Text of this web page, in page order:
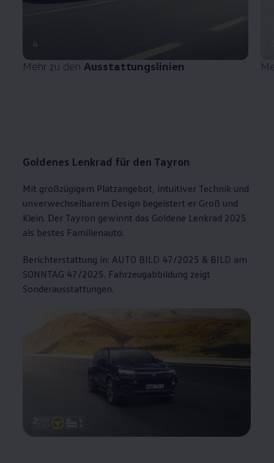
4
Mehr zu den Ausstattungslinien
Goldenes Lenkrad für den Tayron
Mit großzügigem Platzangebot, intuitiver Technik und
unverwechselbarem Design begeistert er Groß und
Klein. Der Tayron gewinnt das Goldene Lenkrad 2025
als bestes Familienauto.
Berichterstattung in: AUTO BILD 47/2025 & BILD am
SONNTAG 47/2025. Fahrzeugabbildung zeigt
Sonderausstattungen.
2